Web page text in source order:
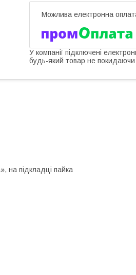
У компанії підключені
будь-який товар не покидаючи
на підкладці пайка